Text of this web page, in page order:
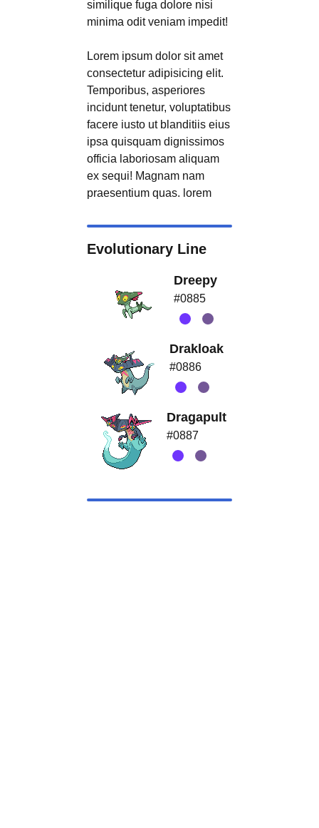
similique fuga dolore nisi
minima odit veniam impedit!
Lorem ipsum dolor sit amet
consectetur adipisicing elit.
Temporibus, asperiores
incidunt tenetur, voluptatibus
facere iusto ut blanditiis eius
ipsa quisquam dignissimos
officia laboriosam aliquam
ex sequi! Magnam nam
praesentium quas. lorem
Evolutionary Line
Dreepy
#0885
Drakloak
#0886
Dragapult
#0887